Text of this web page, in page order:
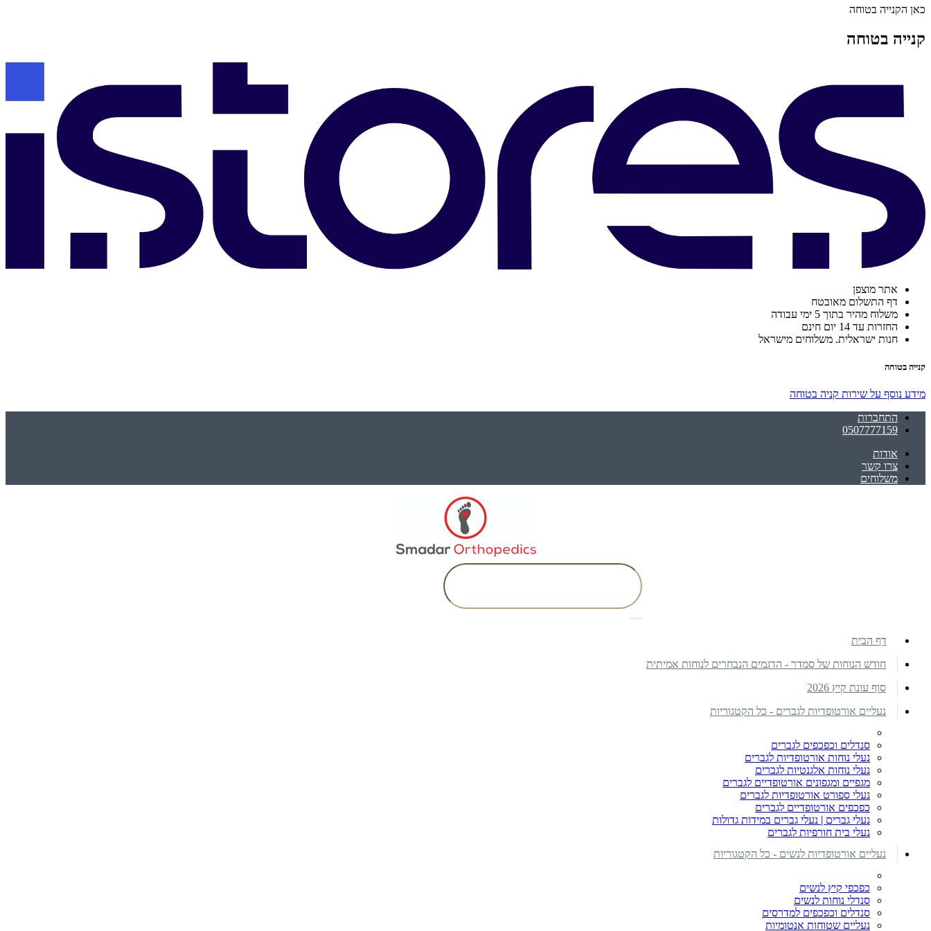
כאן הקנייה בטוחה
קנייה בטוחה
אתר מוצפן
דף התשלום מאובטח
משלוח מהיר בתוך 5 ימי עבודה
החזרות עד 14 יום חינם
חנות ישראלית. משלוחים מישראל
קנייה בטוחה
מידע נוסף על שירות קניה בטוחה
התחברות
0507777159
אודות
צרו קשר
משלוחים
דף הבית
חודש הנוחות של סמדר - הדגמים הנבחרים לנוחות אמיתית
סוף עונת קיץ 2026
נעליים אורטופדיות לגברים - כל הקטגוריות
סנדלים וכפכפים לגברים
נעלי נוחות אורטופדיות לגברים
נעלי נוחות אלגנטיות לגברים
מגפיים ומגפונים אורטופדיים לגברים
נעלי ספורט אורטופדיות לגברים
כפכפים אורטופדיים לגברים
נעלי גברים | נעלי גברים במידות גדולות
נעלי בית חורפיות לגברים
נעליים אורטופדיות לנשים - כל הקטגוריות
כפכפי קיץ לנשים
סנדלי נוחות לנשים
סנדלים וכפכפים למדרסים
נעליים שטוחות אנטומיות